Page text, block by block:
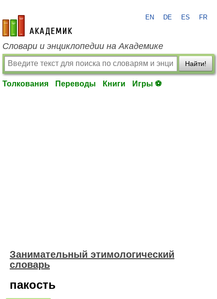
academic.ru
EN DE ES FR
Словари и энциклопедии на Академике
Найти!
Толкования Переводы Книги Игры ⚽
Занимательный этимологический
словарь
пакость